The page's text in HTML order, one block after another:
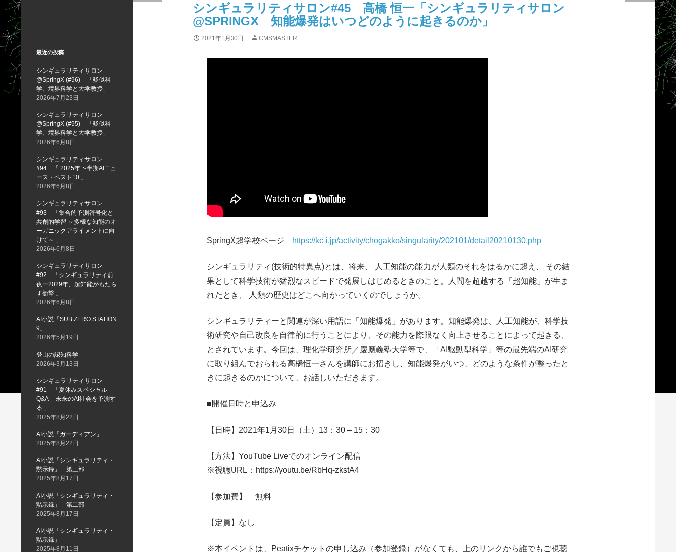
シンギュラリティサロン#45 高橋 恒一「シンギュラリティサロン
@SPRINGX 知能爆発はいつどのように起きるのか」
2021年1月30日 CMSMASTER
SpringX超学校ページ https://kc-i.jp/activity/chogakko/singularity/202101/detail20210130.php
シンギュラリティ(技術的特異点)とは、将来、 人工知能の能力が人類のそれをはるかに超え、 その結
果として科学技術が猛烈なスピードで発展しはじめるときのこと。人間を超越する「超知能」が生ま
れたとき、 人類の歴史はどこへ向かっていくのでしょうか。
シンギュラリティーと関連が深い用語に「知能爆発」があります。知能爆発は、人工知能が、科学技
術研究や自己改良を自律的に行うことにより、その能力を際限なく向上させることによって起きる、
とされています。今回は、理化学研究所／慶應義塾大学等で、「AI駆動型科学」等の最先端のAI研究
に取り組んでおられる高橋恒一さんを講師にお招きし、知能爆発がいつ、どのような条件が整ったと
きに起きるのかについて、お話しいただきます。
■開催日時と申込み
【日時】2021年1月30日（土）13：30 – 15：30
【方法】YouTube Liveでのオンライン配信
※視聴URL：https://youtu.be/RbHq-zkstA4
【参加費】 無料
【定員】なし
※本イベントは、Peatixチケットの申し込み（参加登録）がなくても、上のリンクから誰でもご視聴
最近の投稿
シンギュラリティサロン
@SpringX (#96) 「疑似科
学、境界科学と大学教授」
2026年7月23日
シンギュラリティサロン
@SpringX (#95) 「疑似科
学、境界科学と大学教授」
2026年6月8日
シンギュラリティサロン
#94 「 2025年下半期AIニュ
ース・ベスト10 」
2026年6月8日
シンギュラリティサロン
#93 「集合的予測符号化と
共創的学習 ～多様な知能のオ
ーガニックアライメントに向
けて～ 」
2026年6月8日
シンギュラリティサロン
#92 「シンギュラリティ前
夜ー2029年、超知能がもたら
す衝撃 」
2026年6月8日
AI小説「SUB ZERO STATION
9」
2026年5月19日
登山の認知科学
2026年3月13日
シンギュラリティサロン
#91 「夏休みスペシャル
Q&A —未来のAI社会を予測す
る 」
2025年8月22日
AI小説「ガーディアン」
2025年8月22日
AI小説「シンギュラリティ・
黙示録」 第三部
2025年8月17日
AI小説「シンギュラリティ・
黙示録」 第二部
2025年8月17日
AI小説「シンギュラリティ・
黙示録」
2025年8月11日